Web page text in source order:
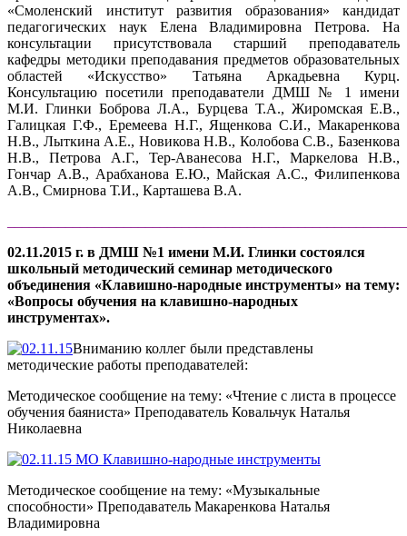
«Смоленский институт развития образования» кандидат
педагогических наук Елена Владимировна Петрова. На
консультации присутствовала старший преподаватель
кафедры методики преподавания предметов образовательных
областей «Искусство» Татьяна Аркадьевна Курц.
Консультацию посетили преподаватели ДМШ № 1 имени
М.И. Глинки Боброва Л.А., Бурцева Т.А., Жиромская Е.В.,
Галицкая Г.Ф., Еремеева Н.Г., Ященкова С.И., Макаренкова
Н.В., Лыткина А.Е., Новикова Н.В., Колобова С.В., Базенкова
Н.В., Петрова А.Г., Тер-Аванесова Н.Г., Маркелова Н.В.,
Гончар А.В., Арабханова Е.Ю., Майская А.С., Филипенкова
А.В., Смирнова Т.И., Карташева В.А.
02.11.2015 г. в ДМШ №1 имени М.И. Глинки состоялся
школьный методический семинар методического
объединения «Клавишно-народные инструменты» на тему:
«Вопросы обучения на клавишно-народных
инструментах».
Вниманию коллег были представлены
методические работы преподавателей:
Методическое сообщение на тему: «Чтение с листа в процессе
обучения баяниста» Преподаватель Ковальчук Наталья
Николаевна
Методическое сообщение на тему: «Музыкальные
способности» Преподаватель Макаренкова Наталья
Владимировна